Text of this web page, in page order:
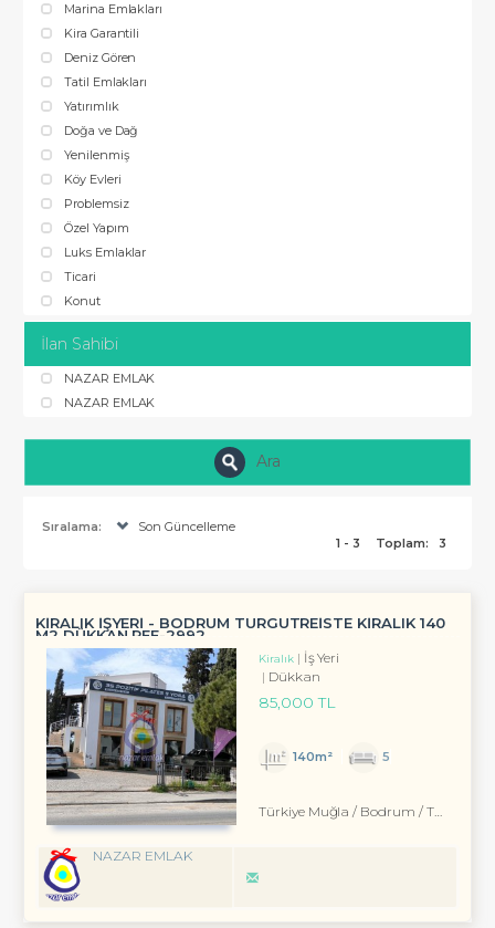
Marina Emlakları
Kira Garantili
Deniz Gören
Tatil Emlakları
Yatırımlık
Doğa ve Dağ
Yenilenmiş
Köy Evleri
Problemsiz
Özel Yapım
Luks Emlaklar
Ticari
Konut
İlan Sahibi
NAZAR EMLAK
NAZAR EMLAK
Ara
Sıralama:
Son Güncelleme
1 - 3
Toplam: 3
KİRALIK İŞYERİ - BODRUM TURGUTREİSTE KİRALIK 140
M2 DÜKKAN REF-2992
Kiralık
İş Yeri
Dükkan
85,000 TL
140m² 5
Türkiye Muğla / Bodrum / Turgutreis
NAZAR EMLAK